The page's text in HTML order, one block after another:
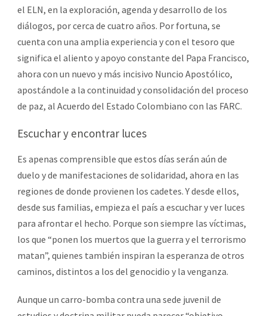
el ELN, en la exploración, agenda y desarrollo de los
diálogos, por cerca de cuatro años. Por fortuna, se
cuenta con una amplia experiencia y con el tesoro que
significa el aliento y apoyo constante del Papa Francisco,
ahora con un nuevo y más incisivo Nuncio Apostólico,
apostándole a la continuidad y consolidación del proceso
de paz, al Acuerdo del Estado Colombiano con las FARC.
Escuchar y encontrar luces
Es apenas comprensible que estos días serán aún de
duelo y de manifestaciones de solidaridad, ahora en las
regiones de donde provienen los cadetes. Y desde ellos,
desde sus familias, empieza el país a escuchar y ver luces
para afrontar el hecho. Porque son siempre las víctimas,
los que “ponen los muertos que la guerra y el terrorismo
matan”, quienes también inspiran la esperanza de otros
caminos, distintos a los del genocidio y la venganza.
Aunque un carro-bomba contra una sede juvenil de